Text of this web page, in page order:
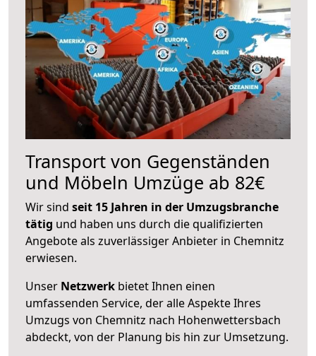
Transport von Gegenständen
und Möbeln Umzüge ab 82€
Wir sind seit 15 Jahren in der Umzugsbranche
tätig und haben uns durch die qualifizierten
Angebote als zuverlässiger Anbieter in Chemnitz
erwiesen.
Unser Netzwerk bietet Ihnen einen
umfassenden Service, der alle Aspekte Ihres
Umzugs von Chemnitz nach Hohenwettersbach
abdeckt, von der Planung bis hin zur Umsetzung.